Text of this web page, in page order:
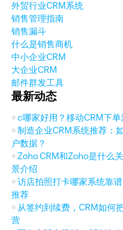
外贸行业CRM系统
销售管理指南
销售漏斗
什么是销售商机
中小企业CRM
大企业CRM
邮件群发工具
最新动态
c哪家好用？移动CRM下
制造企业CRM系统推荐：
户数据？
Zoho CRM和Zoho是什么
景介绍
访店拍照打卡哪家系统靠
推荐
从签约到续费，CRM如何
营